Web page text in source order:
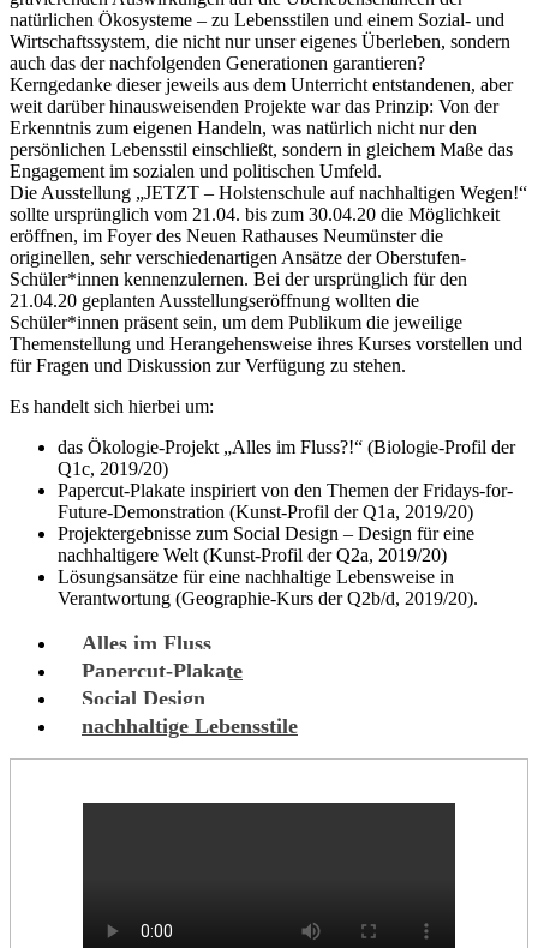
natürlichen Ökosysteme – zu Lebensstilen und einem Sozial- und
Wirtschaftssystem, die nicht nur unser eigenes Überleben, sondern
auch das der nachfolgenden Generationen garantieren?
Kerngedanke dieser jeweils aus dem Unterricht entstandenen, aber
weit darüber hinausweisenden Projekte war das Prinzip: Von der
Erkenntnis zum eigenen Handeln, was natürlich nicht nur den
persönlichen Lebensstil einschließt, sondern in gleichem Maße das
Engagement im sozialen und politischen Umfeld.
Die Ausstellung „JETZT – Holstenschule auf nachhaltigen Wegen!“
sollte ursprünglich vom 21.04. bis zum 30.04.20 die Möglichkeit
eröffnen, im Foyer des Neuen Rathauses Neumünster die
originellen, sehr verschiedenartigen Ansätze der Oberstufen-
Schüler*innen kennenzulernen. Bei der ursprünglich für den
21.04.20 geplanten Ausstellungseröffnung wollten die
Schüler*innen präsent sein, um dem Publikum die jeweilige
Themenstellung und Herangehensweise ihres Kurses vorstellen und
für Fragen und Diskussion zur Verfügung zu stehen.
Es handelt sich hierbei um:
das Ökologie-Projekt „Alles im Fluss?!“ (Biologie-Profil der
Q1c, 2019/20)
Papercut-Plakate inspiriert von den Themen der Fridays-for-
Future-Demonstration (Kunst-Profil der Q1a, 2019/20)
Projektergebnisse zum Social Design – Design für eine
nachhaltigere Welt (Kunst-Profil der Q2a, 2019/20)
Lösungsansätze für eine nachhaltige Lebensweise in
Verantwortung (Geographie-Kurs der Q2b/d, 2019/20).
Alles im Fluss
Papercut-Plakate
Social Design
nachhaltige Lebensstile